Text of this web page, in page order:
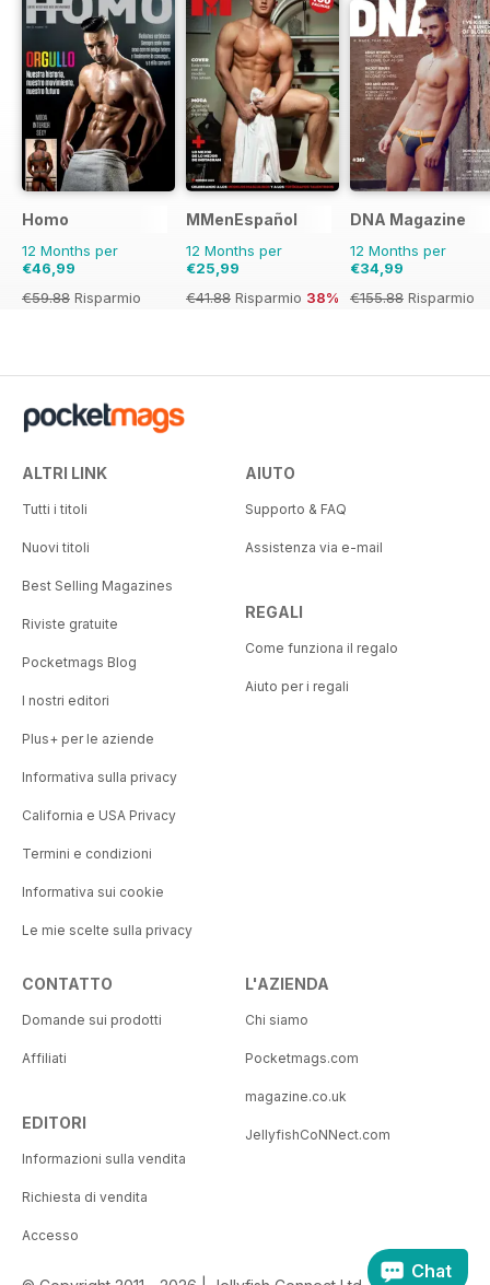
Homo
12 Months per
€46,99
€59.88 Risparmio
MMenEspañol
12 Months per
€25,99
€41.88 Risparmio 38%
DNA Magazine
12 Months per
€34,99
€155.88 Risparmio
ALTRI LINK
Tutti i titoli
Nuovi titoli
Best Selling Magazines
Riviste gratuite
Pocketmags Blog
I nostri editori
Plus+ per le aziende
Informativa sulla privacy
California e USA Privacy
Termini e condizioni
Informativa sui cookie
Le mie scelte sulla privacy
AIUTO
Supporto & FAQ
Assistenza via e-mail
REGALI
Come funziona il regalo
Aiuto per i regali
CONTATTO
Domande sui prodotti
Affiliati
EDITORI
Informazioni sulla vendita
Richiesta di vendita
Accesso
L'AZIENDA
Chi siamo
Pocketmags.com
magazine.co.uk
JellyfishCoNNect.com
Chat